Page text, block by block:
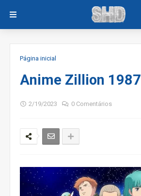
Página inicial
Anime Zillion 1987
2/19/2023 0 Comentários